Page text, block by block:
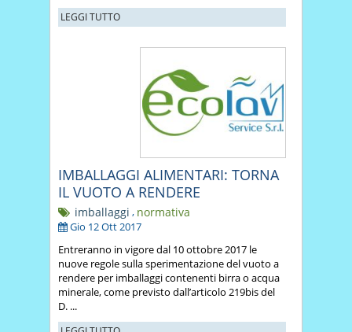
LEGGI TUTTO
IMBALLAGGI ALIMENTARI: TORNA
IL VUOTO A RENDERE
imballaggi , normativa
Gio 12 Ott 2017
Entreranno in vigore dal 10 ottobre 2017 le
nuove regole sulla sperimentazione del vuoto a
rendere per imballaggi contenenti birra o acqua
minerale, come previsto dall’articolo 219bis del
D. ...